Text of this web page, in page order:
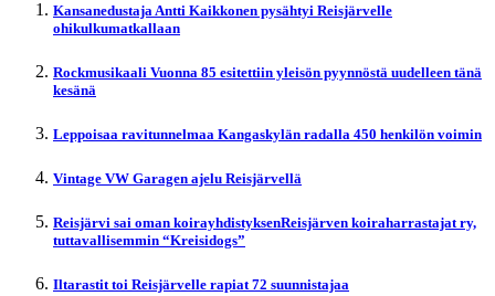
Kansanedustaja Antti Kaikkonen pysähtyi Reisjärvelle
ohikulkumatkallaan
Rockmusikaali Vuonna 85 esitettiin yleisön pyynnöstä uudelleen tänä
kesänä
Leppoisaa ravitunnelmaa Kangaskylän radalla 450 henkilön voimin
Vintage VW Garagen ajelu Reisjärvellä
Reisjärvi sai oman koirayhdistyksenReisjärven koiraharrastajat ry,
tuttavallisemmin “Kreisidogs”
Iltarastit toi Reisjärvelle rapiat 72 suunnistajaa